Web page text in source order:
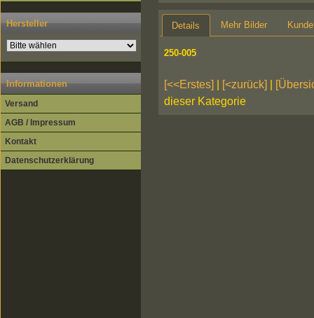
Hersteller
Informationen
Versand
AGB / Impressum
Kontakt
Datenschutzerklärung
Details Mehr Bilder
250-005
[<<Erstes] [<zurück]
dieser Kategorie